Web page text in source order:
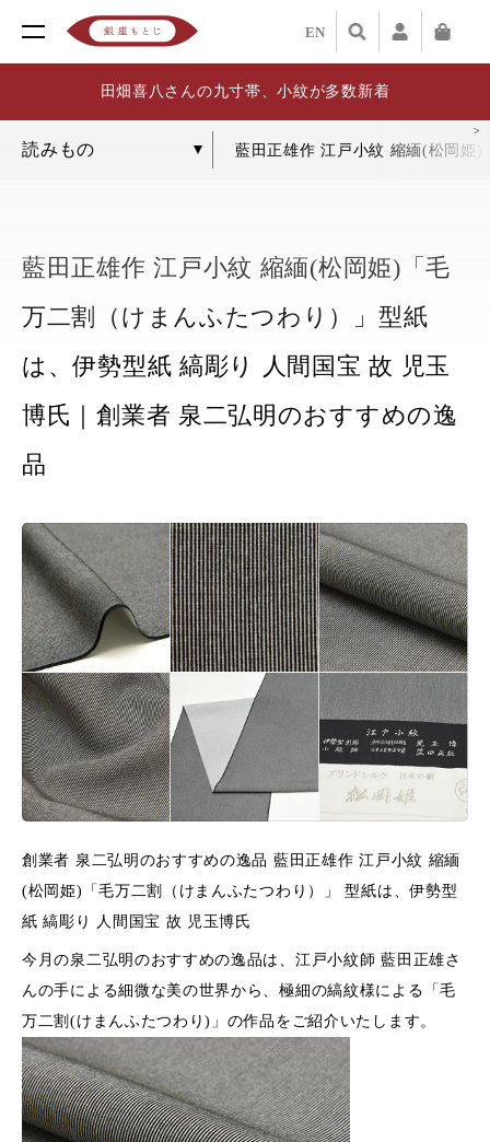
EN
田畑喜八さんの九寸帯、小紋が多数新着
藍田正雄作 江戸小紋 縮緬(松岡姫
藍田正雄作 江戸小紋 縮緬(松岡姫)「毛
万二割（けまんふたつわり）」型紙
は、伊勢型紙 縞彫り 人間国宝 故 児玉
博氏｜創業者 泉二弘明のおすすめの逸
品
創業者 泉二弘明のおすすめの逸品 藍田正雄作 江戸小紋 縮緬
(松岡姫)「毛万二割（けまんふたつわり）」 型紙は、伊勢型
紙 縞彫り 人間国宝 故 児玉博氏
今月の泉二弘明のおすすめの逸品は、江戸小紋師 藍田正雄さ
んの手による細微な美の世界から、極細の縞紋様による「毛
万二割(けまんふたつわり)」の作品をご紹介いたします。